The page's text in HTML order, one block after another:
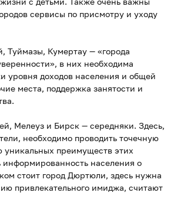
сервисы по присмотру и уходу
Туймазы, Кумертау — «города
в них необходима
уровня доходов населения и общей
места, поддержка занятости и
Мелеуз и Бирск — середняки. Здесь,
необходимо проводить точечную
уникальных преимуществ этих
информированность населения о
стоит город Дюртюли, здесь нужна
привлекательного имиджа, считают